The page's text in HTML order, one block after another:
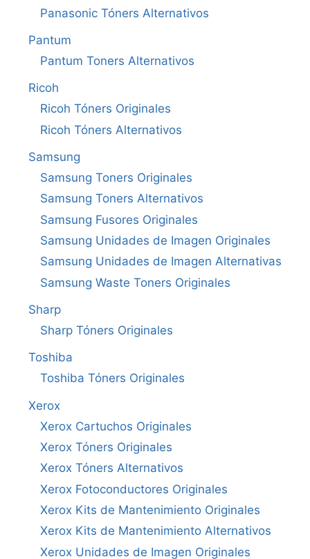
Panasonic Tóners Alternativos
Pantum
Pantum Toners Alternativos
Ricoh
Ricoh Tóners Originales
Ricoh Tóners Alternativos
Samsung
Samsung Toners Originales
Samsung Toners Alternativos
Samsung Fusores Originales
Samsung Unidades de Imagen Originales
Samsung Unidades de Imagen Alternativas
Samsung Waste Toners Originales
Sharp
Sharp Tóners Originales
Toshiba
Toshiba Tóners Originales
Xerox
Xerox Cartuchos Originales
Xerox Tóners Originales
Xerox Tóners Alternativos
Xerox Fotoconductores Originales
Xerox Kits de Mantenimiento Originales
Xerox Kits de Mantenimiento Alternativos
Xerox Unidades de Imagen Originales